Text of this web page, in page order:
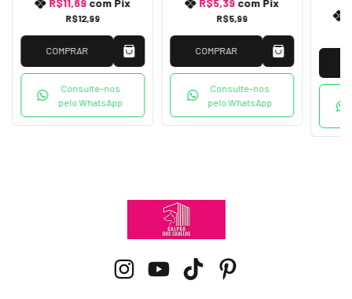
R$12,99
R$11,69 com Pix
COMPRAR
Consulte-nos
pelo WhatsApp
R$5,99
R$5,39 com Pix
COMPRAR
Consulte-nos
pelo WhatsApp